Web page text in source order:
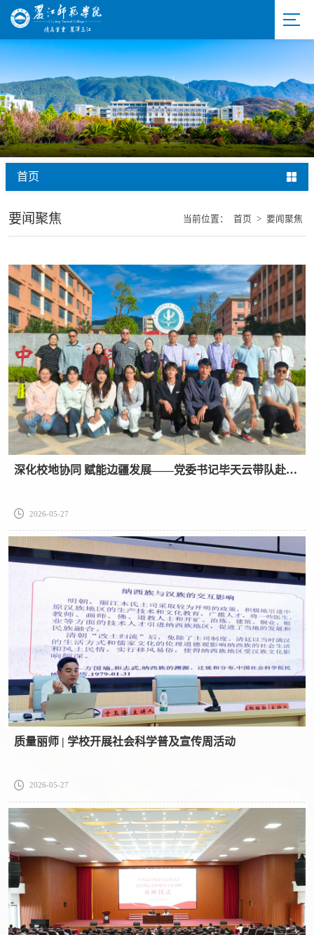
首页
要闻聚焦 当前位置： 首页 > 要闻聚焦
深化校地协同 赋能边疆发展——党委书记毕天云带队赴兰坪县开展体育美育浸润行动计划专项调研
2026-05-27
质量丽师 | 学校开展社会科学普及宣传周活动
2026-05-27